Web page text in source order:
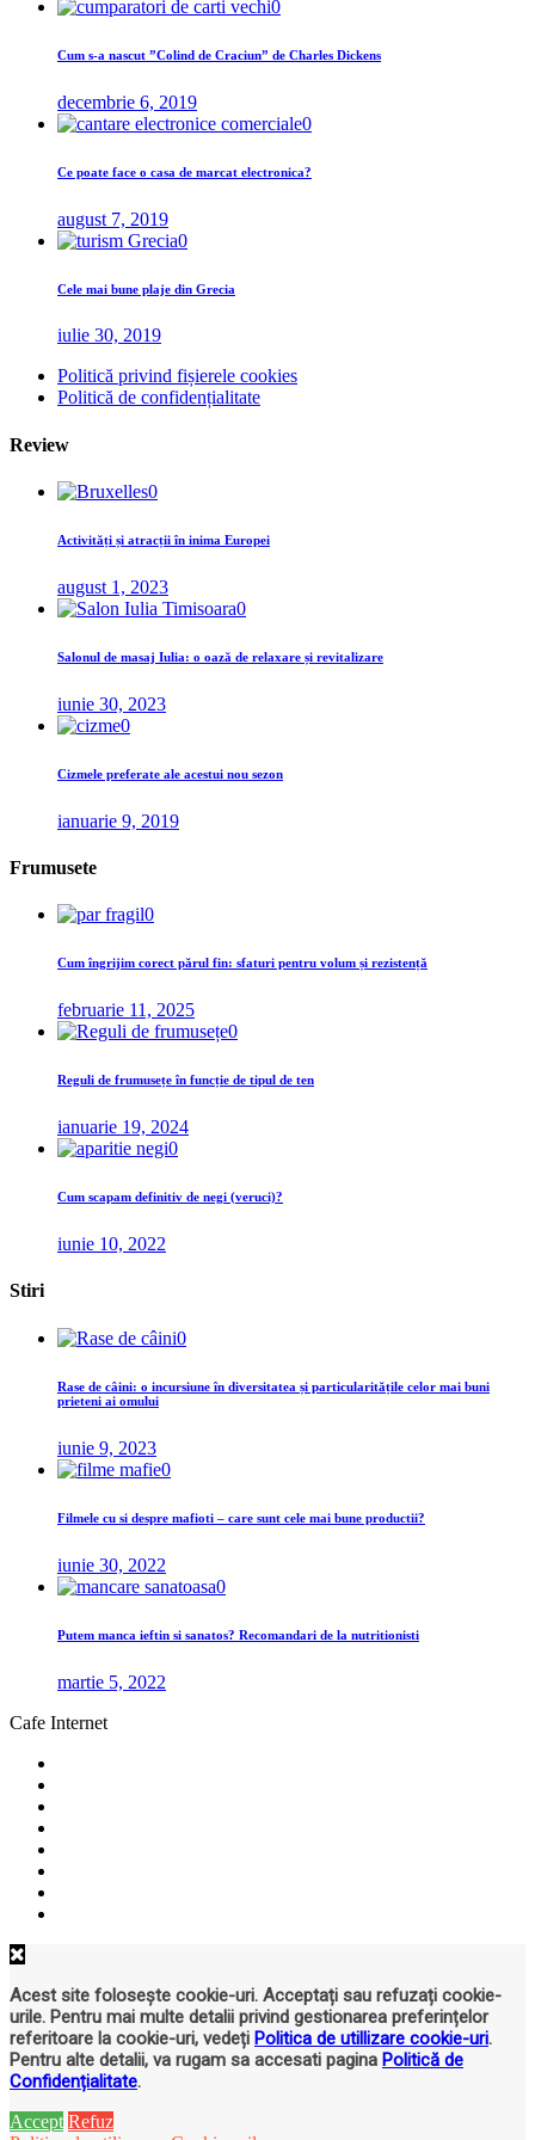
0
Cum s-a nascut ”Colind de Craciun” de Charles Dickens
decembrie 6, 2019
0
Ce poate face o casa de marcat electronica?
august 7, 2019
0
Cele mai bune plaje din Grecia
iulie 30, 2019
Politică privind fișierele cookies
Politică de confidențialitate
Review
0
Activități și atracții în inima Europei
august 1, 2023
0
Salonul de masaj Iulia: o oază de relaxare și revitalizare
iunie 30, 2023
0
Cizmele preferate ale acestui nou sezon
ianuarie 9, 2019
Frumusete
0
Cum îngrijim corect părul fin: sfaturi pentru volum și rezistență
februarie 11, 2025
0
Reguli de frumusețe în funcție de tipul de ten
ianuarie 19, 2024
0
Cum scapam definitiv de negi (veruci)?
iunie 10, 2022
Stiri
0
Rase de câini: o incursiune în diversitatea și particularitățile celor mai buni
prieteni ai omului
iunie 9, 2023
0
Filmele cu si despre mafioti – care sunt cele mai bune productii?
iunie 30, 2022
0
Putem manca ieftin si sanatos? Recomandari de la nutritionisti
martie 5, 2022
Cafe Internet
Acest site folosește cookie-uri. Acceptați sau refuzați cookie-
urile. Pentru mai multe detalii privind gestionarea preferințelor
referitoare la cookie-uri, vedeți Politica de utillizare cookie-uri.
Pentru alte detalii, va rugam sa accesati pagina Politică de
Confidențialitate.
Accept Refuz